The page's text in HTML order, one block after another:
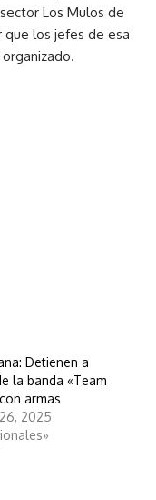
Los Mulos de
que los jefes de esa
Detienen a
la banda «Team
armas
2025